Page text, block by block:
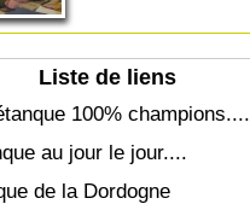
Liste de liens
100% champions....
au jour le jour....
de la Dordogne